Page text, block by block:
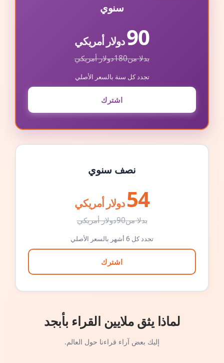
سنوي
90دولار أمريكي
بدلا من180دولار أمريكي
تجدد كل سنة بالسعر الأصلي
اشترك
نصف سنوي
54 دولار أمريكي
بدلا من90دولار أمريكي
تجدد كل 6 أشهر بالسعر الأصلي
اشترك
لماذا يثق ملايين القراء بأبجد
إليك بعض آراء قراءنا حول العالم.